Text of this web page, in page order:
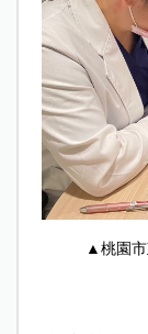
▲桃園市